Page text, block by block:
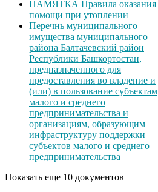
ПАМЯТКА Правила оказания
помощи при утоплении
Перечнь муниципального
имущества муниципального
района Балтачевский район
Республики Башкортостан,
предназначенного для
предоставления во владение и
(или) в пользование субъектам
малого и среднего
предпринимательства и
организациям, образующим
инфраструктуру поддержки
субъектов малого и среднего
предпринимательства
Показать еще 10 документов